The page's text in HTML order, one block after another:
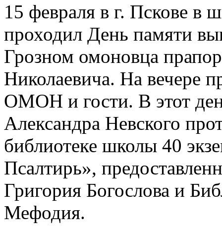
15 февраля в г. Пскове
проходил День памяти
Грозном омоновца
Николаевича. На вечере
ОМОН и гости. В этот
Александра Невского
библиотеке школы 40
Псалтирь»,
Григория Богослова и
Мефодия.